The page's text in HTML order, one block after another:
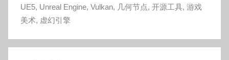
UE5, Unreal Engine, Vulkan, 几何节点, 开源工具, 游戏
美术, 虚幻引擎